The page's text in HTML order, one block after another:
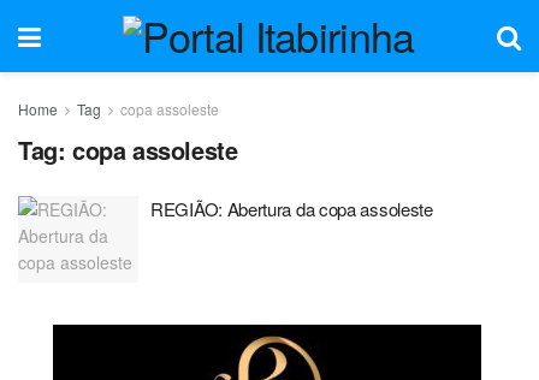
Home Tag copa assoleste
Tag: copa assoleste
REGIÃO: Abertura da copa assoleste